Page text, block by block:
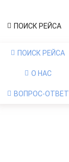
ПОИСК РЕЙСА
ПОИСК РЕЙСА
О НАС
ВОПРОС-ОТВЕТ